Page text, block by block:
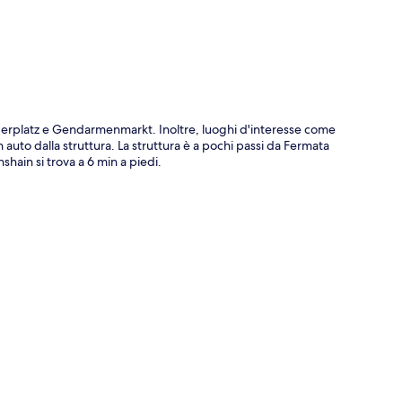
e Gendarmenmarkt. Inoltre, luoghi d'interesse come
dalla struttura. La struttura è a pochi passi da Fermata
si trova a 6 min a piedi.